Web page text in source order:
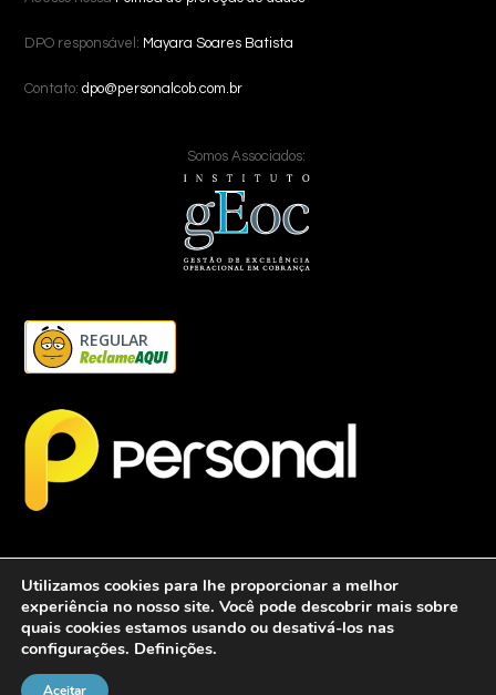
DPO responsável: Mayara Soares Batista
Contato:dpo@personalcob.com.br
Somos Associados:
REGULAR
2026 - Personalcob - CNPJ: 12.837.042/0001-60- Todos direitos
Utilizamos cookies para lhe proporcionar a melhor
experiência no nosso site. Você pode descobrir mais sobre
quais cookies estamos usando ou desativá-los nas
configurações. Definições.
Aceitar